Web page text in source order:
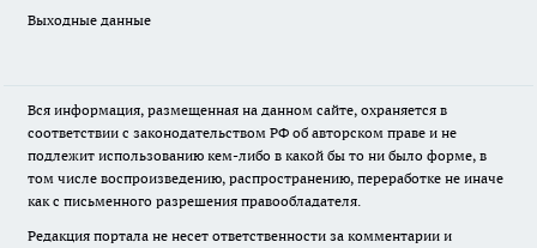
Выходные данные
Вся информация, размещенная на данном сайте, охраняется в
соответствии с законодательством РФ об авторском праве и не
подлежит использованию кем-либо в какой бы то ни было форме, в
том числе воспроизведению, распространению, переработке не иначе
как с письменного разрешения правообладателя.
Редакция портала не несет ответственности за комментарии и